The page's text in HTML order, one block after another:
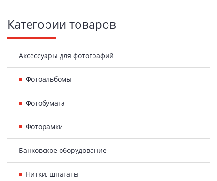
Боковая
панель
Категории товаров
Аксессуары для фотографий
Фотоальбомы
Фотобумага
Фоторамки
Банковское оборудование
Нитки, шпагаты